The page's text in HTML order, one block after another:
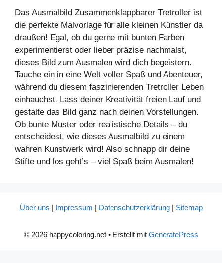
Das Ausmalbild Zusammenklappbarer Tretroller ist
die perfekte Malvorlage für alle kleinen Künstler da
draußen! Egal, ob du gerne mit bunten Farben
experimentierst oder lieber präzise nachmalst,
dieses Bild zum Ausmalen wird dich begeistern.
Tauche ein in eine Welt voller Spaß und Abenteuer,
während du diesem faszinierenden Tretroller Leben
einhauchst. Lass deiner Kreativität freien Lauf und
gestalte das Bild ganz nach deinen Vorstellungen.
Ob bunte Muster oder realistische Details – du
entscheidest, wie dieses Ausmalbild zu einem
wahren Kunstwerk wird! Also schnapp dir deine
Stifte und los geht’s – viel Spaß beim Ausmalen!
Über uns | Impressum | Datenschutzerklärung| Sitemap
© 2026 happycoloring.net • Erstellt mit GeneratePress